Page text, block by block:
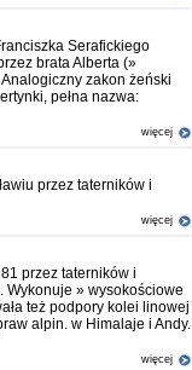
Serafickiego
brata Alberta (»
zakon żeński
pełna nazwa:
więcej
przez taterników i
więcej
przez taterników i
Wykonuje » wysokościowe
też podpory kolei linowej
alpin. w Himalaje i Andy.
więcej